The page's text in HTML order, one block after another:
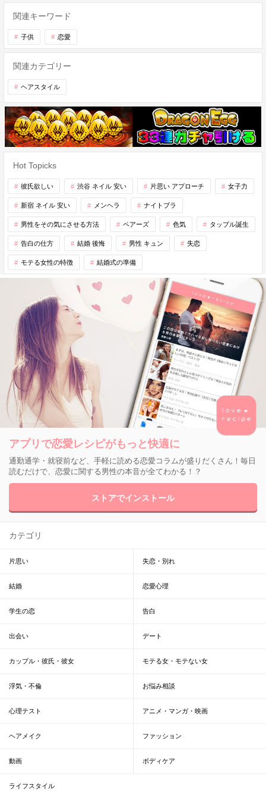
関連キーワード
子供 恋愛
関連カテゴリー
ヘアスタイル
Hot Topicks
彼氏欲しい 渋谷 ネイル 安い 片思い アプローチ 女子力
新宿 ネイル 安い メンヘラ ナイトブラ
男性をその気にさせる方法 ペアーズ 色気 タップル誕生
告白の仕方 結婚 後悔 男性 キュン 失恋
モテる女性の特徴 結婚式の準備
アプリで恋愛レシピがもっと快適に
通勤通学・就寝前など、手軽に読める恋愛コラムが盛りだくさん！毎日
読むだけで、恋愛に関する男性の本音が全てわかる！？
ストアでインストール
カテゴリ
片思い 失恋・別れ
結婚 恋愛心理
学生の恋 告白
出会い デート
カップル・彼氏・彼女 モテる女・モテない女
浮気・不倫 お悩み相談
心理テスト アニメ・マンガ・映画
ヘアメイク ファッション
動画 ボディケア
ライフスタイル